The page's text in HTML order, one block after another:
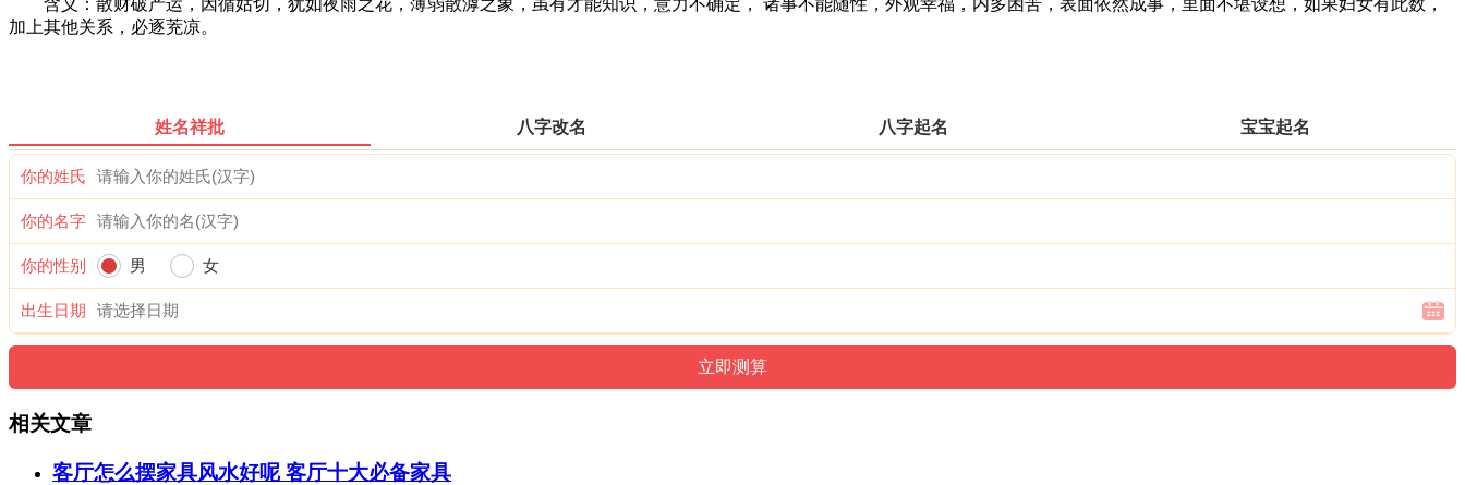
含义：散财破产运，因循姑切，犹如夜雨之花，薄弱散滹之象，虽有才能知识，意力不确定， 诸事不能随性，外观幸福，内多困苦，表面依然成事，里面不堪设想，如果妇女有此数，
加上其他关系，必逐茺凉。
姓名祥批 八字改名 八字起名 宝宝起名
你的姓氏
你的名字
你的性别 男 女
出生日期
相关文章
客厅怎么摆家具风水好呢 客厅十大必备家具